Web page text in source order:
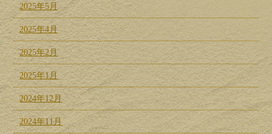
2025年5月
2025年4月
2025年2月
2025年1月
2024年12月
2024年11月